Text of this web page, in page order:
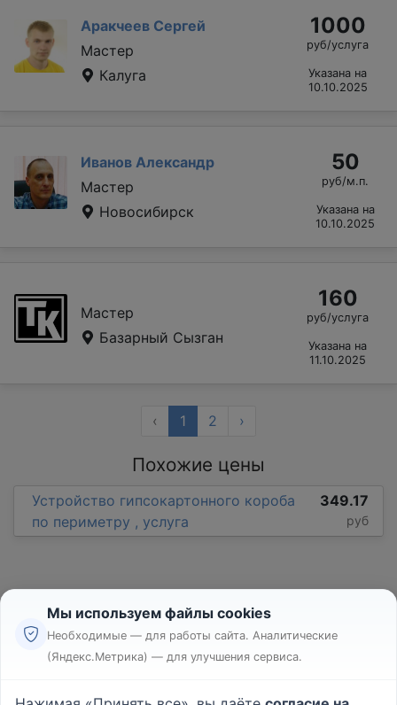
Аракчеев Сергей
Мастер
Калуга
1000
руб/услуга
Указана на
10.10.2025
Иванов Александр
Мастер
Новосибирск
50
руб/м.п.
Указана на
10.10.2025
Мастер
Базарный Сызган
160
руб/услуга
Указана на
11.10.2025
‹ 1 2 ›
Похожие цены
Устройство гипсокартонного короба
по периметру , услуга
349.17
руб
Реклама
Мы используем файлы cookies
Необходимые — для работы сайта. Аналитические
(Яндекс.Метрика) — для улучшения сервиса.